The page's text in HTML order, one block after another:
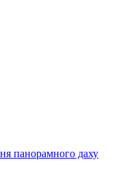
панорамного даху